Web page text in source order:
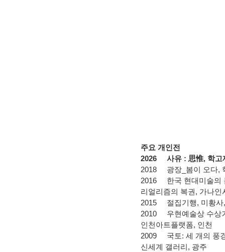
주요 개인전
2026
사유 : 思惟, 학고
2018
광장 봄이 오다,
2016
한국 현대미술의
리얼리즘의 복권, 가나인
2015
절집기행, 미황사
2010
우현예술상 수상
인천아트플랫폼, 인천
2009
국토: 세 개의 풍
신세계 갤러리, 광주